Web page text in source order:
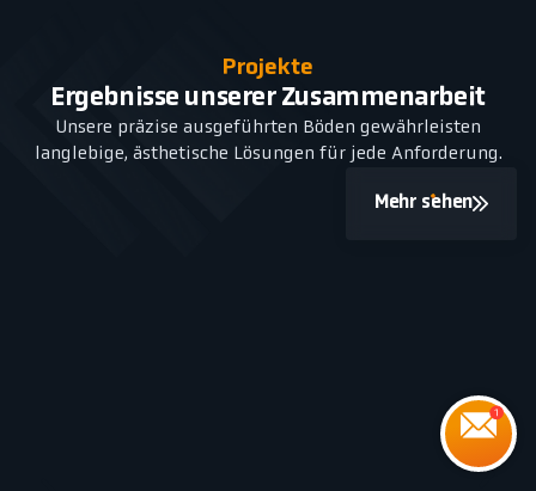
Projekte
Ergebnisse unserer Zusammenarbeit
Unsere präzise ausgeführten Böden gewährleisten
langlebige, ästhetische Lösungen für jede Anforderung.
Mehr sehen